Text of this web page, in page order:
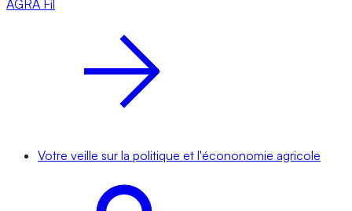
AGRA Fil
Votre veille sur la politique et l'écononomie agricole